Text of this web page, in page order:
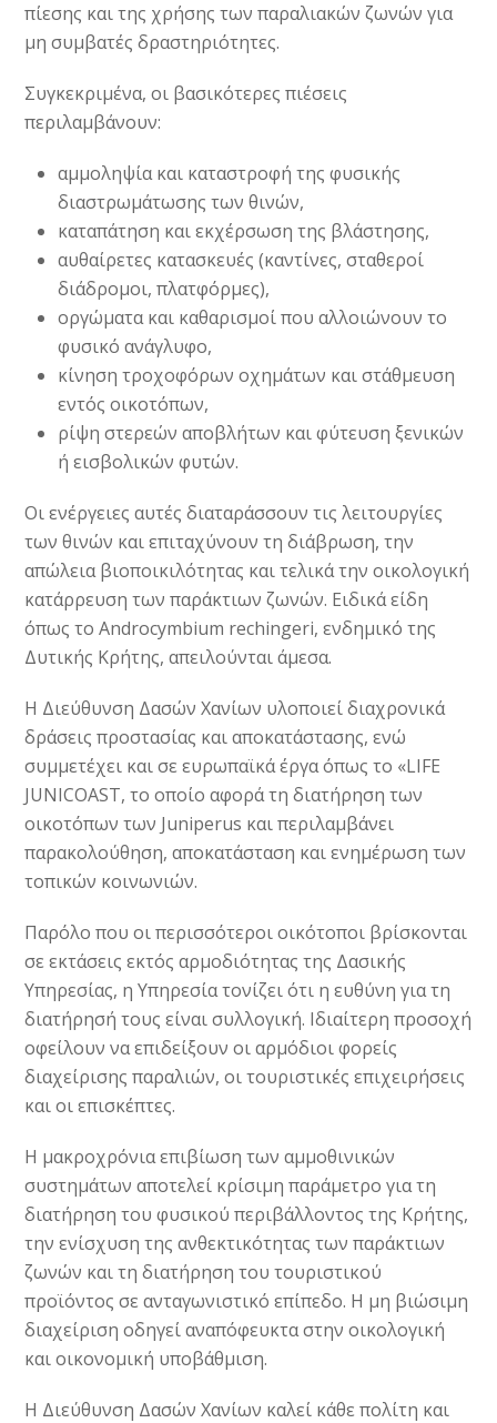
πίεσης και της χρήσης των παραλιακών ζωνών για
μη συμβατές δραστηριότητες.
Συγκεκριμένα, οι βασικότερες πιέσεις
περιλαμβάνουν:
αμμοληψία και καταστροφή της φυσικής
διαστρωμάτωσης των θινών,
καταπάτηση και εκχέρσωση της βλάστησης,
αυθαίρετες κατασκευές (καντίνες, σταθεροί
διάδρομοι, πλατφόρμες),
οργώματα και καθαρισμοί που αλλοιώνουν το
φυσικό ανάγλυφο,
κίνηση τροχοφόρων οχημάτων και στάθμευση
εντός οικοτόπων,
ρίψη στερεών αποβλήτων και φύτευση ξενικών
ή εισβολικών φυτών.
Οι ενέργειες αυτές διαταράσσουν τις λειτουργίες
των θινών και επιταχύνουν τη διάβρωση, την
απώλεια βιοποικιλότητας και τελικά την οικολογική
κατάρρευση των παράκτιων ζωνών. Ειδικά είδη
όπως το Androcymbium rechingeri, ενδημικό της
Δυτικής Κρήτης, απειλούνται άμεσα.
Η Διεύθυνση Δασών Χανίων υλοποιεί διαχρονικά
δράσεις προστασίας και αποκατάστασης, ενώ
συμμετέχει και σε ευρωπαϊκά έργα όπως το «LIFE
JUNICOAST, το οποίο αφορά τη διατήρηση των
οικοτόπων των Juniperus και περιλαμβάνει
παρακολούθηση, αποκατάσταση και ενημέρωση των
τοπικών κοινωνιών.
Παρόλο που οι περισσότεροι οικότοποι βρίσκονται
σε εκτάσεις εκτός αρμοδιότητας της Δασικής
Yπηρεσίας, η Υπηρεσία τονίζει ότι η ευθύνη για τη
διατήρησή τους είναι συλλογική. Ιδιαίτερη προσοχή
οφείλουν να επιδείξουν οι αρμόδιοι φορείς
διαχείρισης παραλιών, οι τουριστικές επιχειρήσεις
και οι επισκέπτες.
Η μακροχρόνια επιβίωση των αμμοθινικών
συστημάτων αποτελεί κρίσιμη παράμετρο για τη
διατήρηση του φυσικού περιβάλλοντος της Κρήτης,
την ενίσχυση της ανθεκτικότητας των παράκτιων
ζωνών και τη διατήρηση του τουριστικού
προϊόντος σε ανταγωνιστικό επίπεδο. Η μη βιώσιμη
διαχείριση οδηγεί αναπόφευκτα στην οικολογική
και οικονομική υποβάθμιση.
Η Διεύθυνση Δασών Χανίων καλεί κάθε πολίτη και